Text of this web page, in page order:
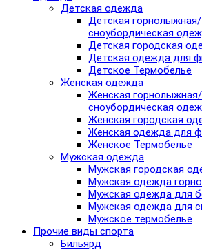
Детская одежда
Детская горнолыжная/
сноубордическая
Детская городская
Детская одежда для
Детское Термобелье
Женская одежда
Женская горнолыжная/
сноубордическая
Женская городская
Женская одежда для
Женское Термобелье
Мужская одежда
Мужская городская
Мужская одежда
Мужская одежда для
Мужская одежда для
Мужское термобелье
Прочие виды спорта
Бильярд